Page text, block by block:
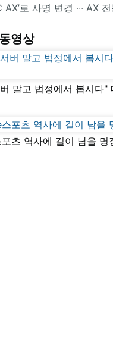
AX’로 사명 변경 ∙∙∙ AX
영상
말고 법정에서 봅시다"
츠 역사에 길이 남을 명